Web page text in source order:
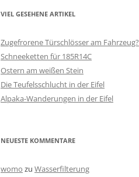
VIEL GESEHENE ARTIKEL
Zugefrorene Türschlösser am Fahrzeug?
Schneeketten für 185R14C
Ostern am weißen Stein
Die Teufelsschlucht in der Eifel
Alpaka-Wanderungen in der Eifel
NEUESTE KOMMENTARE
womo zu Wasserfilterung